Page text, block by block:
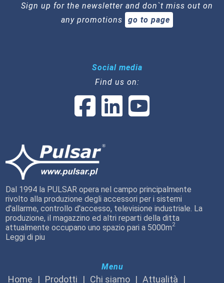
Sign up for the newsletter and don`t miss out on
any promotions
go to page
Social media
Find us on:
Dal 1994 la PULSAR opera nel campo principalmente
rivolto alla produzione degli accessori per i sistemi
d'allarme, controllo d'accesso, televisione industriale. La
produzione, il magazzino ed altri reparti della ditta
attualmente occupano uno spazio pari a 5000m2
Leggi di piu
Menu
Home Prodotti Chi siamo
Attualità